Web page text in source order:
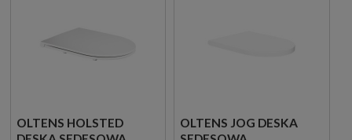
OLTENS HOLSTED
OLTENS JOG DESKA